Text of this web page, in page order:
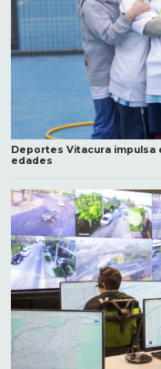
Deportes Vitacura
edades